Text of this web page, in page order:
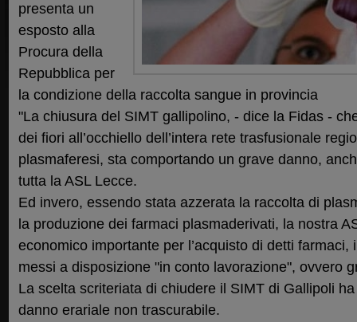
presenta un
esposto alla
Procura della
Repubblica per
la condizione della raccolta sangue in provincia
"La chiusura del SIMT gallipolino, - dice la Fidas -
dei fiori all’occhiello dell’intera rete trasfusionale
plasmaferesi, sta comportando un grave danno,
tutta la ASL Lecce.
Ed invero, essendo stata azzerata la raccolta di
la produzione dei farmaci plasmaderivati, la nostra
economico importante per l’acquisto di detti
messi a disposizione "in conto lavorazione", ovvero
La scelta scriteriata di chiudere il SIMT di Gallipoli
danno erariale non trascurabile.